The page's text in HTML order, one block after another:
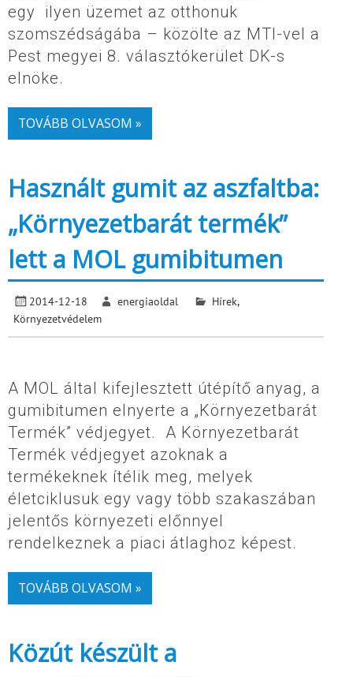
egy ilyen üzemet az otthonuk
szomszédságába – közölte az MTI-vel a
Pest megyei 8. választókerület DK-s
elnöke.
TOVÁBB OLVASOM »
Használt gumit az aszfaltba:
„Környezetbarát termék”
lett a MOL gumibitumen
2014-12-18 energiaoldal Hírek,
Környezetvédelem
A MOL által kifejlesztett útépítő anyag, a
gumibitumen elnyerte a „Környezetbarát
Termék” védjegyet. A Környezetbarát
Termék védjegyet azoknak a
termékeknek ítélik meg, melyek
életciklusuk egy vagy több szakaszában
jelentős környezeti előnnyel
rendelkeznek a piaci átlaghoz képest.
TOVÁBB OLVASOM »
Közút készült a